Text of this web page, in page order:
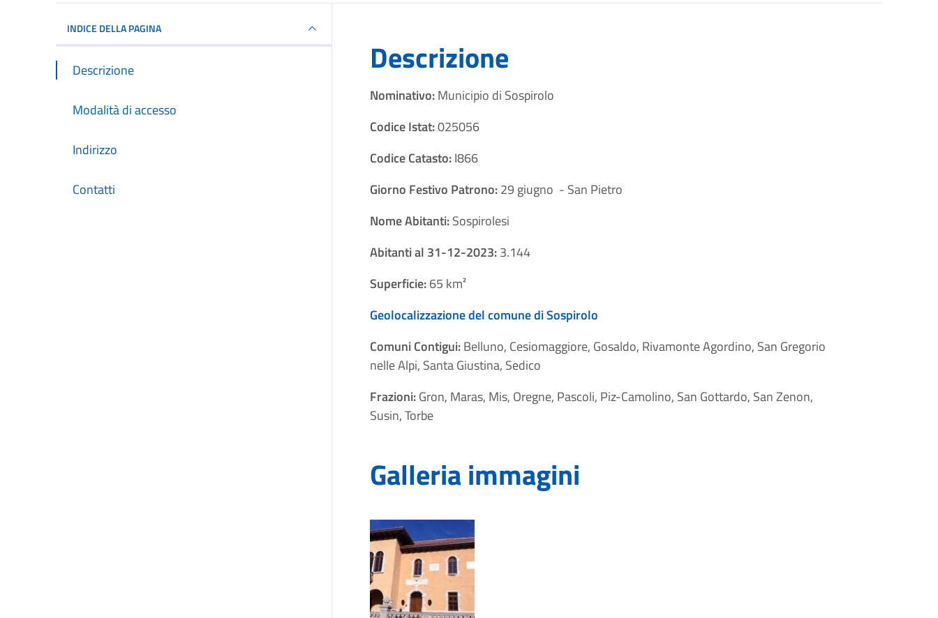
INDICE DELLA PAGINA
Descrizione
Modalità di accesso
Indirizzo
Contatti
Descrizione
Nominativo:Municipio di Sospirolo
Codice Istat:025056
Codice Catasto:I866
Giorno Festivo Patrono:29 giugno - San Pietro
Nome Abitanti:Sospirolesi
Abitanti al 31-12-2023:3.144
Superficie:65 km²
Geolocalizzazione del comune di Sospirolo
Comuni Contigui:Belluno, Cesiomaggiore, Gosaldo, Rivamonte Agordino, San Gregorio
nelle Alpi, Santa Giustina, Sedico
Frazioni:Gron, Maras, Mis, Oregne, Pascoli, Piz-Camolino, San Gottardo, San Zenon,
Susin, Torbe
Galleria immagini